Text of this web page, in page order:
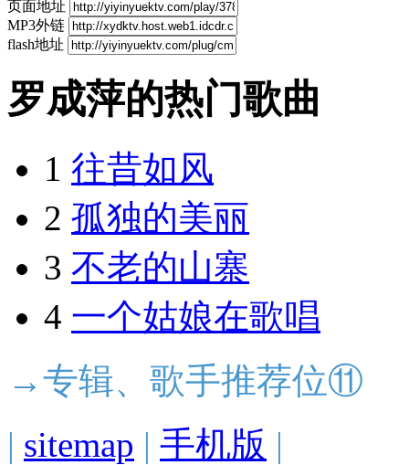
页面地址
MP3外链
flash地址
罗成萍的热门歌曲
1 往昔如风
2 孤独的美丽
3 不老的山寨
4 一个姑娘在歌唱
→专辑、歌手推荐位⑪
| sitemap | 手机版 |